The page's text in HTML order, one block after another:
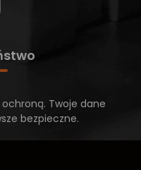
Twoje dane
bezpieczne.